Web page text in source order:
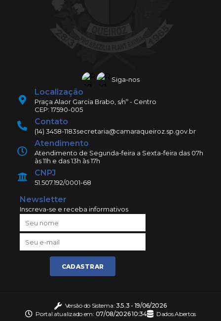
Siga-nos
Localização
Praça Alaor Garcia Brabo, s/nº - Centro
CEP: 17590-005
Contato
(14) 3458-1183secretaria@camaraqueiroz.sp.gov.br
Atendimento
Atendimento de Segunda-feira a Sexta-feira das 07h
às 11h e das 13h às 17h
CNPJ
51.507.192/0001-68
Newsletter
Inscreva-se e receba informativos
CADASTRAR
Versão do Sistema: 3.5.3 - 19/06/2026
Portal atualizado em: 07/08/2026 10:34 Dados Abertos